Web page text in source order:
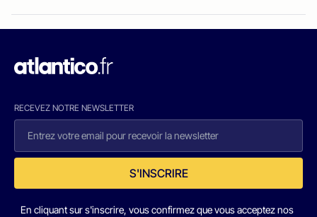
RECEVEZ NOTRE NEWSLETTER
S'INSCRIRE
En cliquant sur s'inscrire, vous confirmez que vous acceptez nos